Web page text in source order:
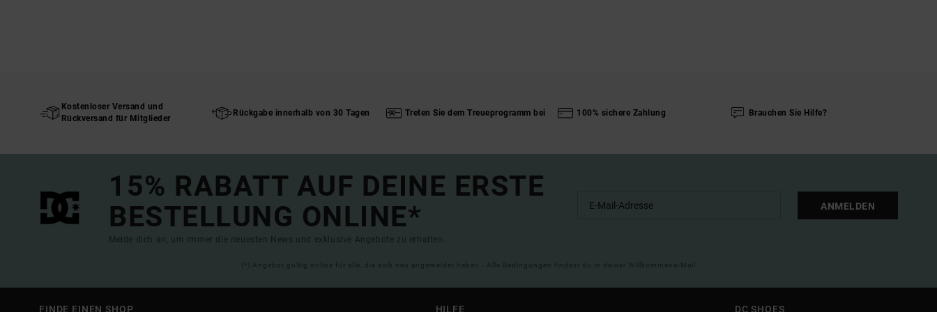
Kostenloser Versand und
Rückversand für Mitglieder
Rückgabe innerhalb von 30 Tagen Treten Sie dem Treueprogramm bei 100% sichere Zahlung Brauchen Sie Hilfe?
15% RABATT AUF DEINE ERSTE
BESTELLUNG ONLINE*
Melde dich an, um immer die neuesten News und exklusive Angebote zu erhalten.
ANMELDEN
(*) Angebot gültig online für alle, die sich neu angemeldet haben - Alle Bedingungen findest du in deiner Willkommens-Mail
FINDE EINEN SHOP HILFE DC SHOES